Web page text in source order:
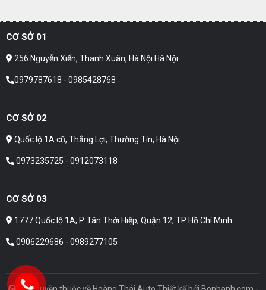
CƠ SỞ 01
256 Nguyễn Xiển, Thanh Xuân, Hà Nội Hà Nội
0979787618 - 0985428768
CƠ SỞ 02
Quốc lộ 1A cũ, Thắng Lợi, Thường Tín, Hà Nội
0973235725 - 0912073118
CƠ SỞ 03
1777 Quốc lộ 1A, P. Tân Thới Hiệp, Quận 12, TP Hồ Chí Minh
0906229686 - 0989277105